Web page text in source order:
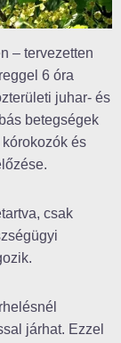
– tervezetten
6 óra
juhar- és
betegségek
és
csak
járhat. Ezzel